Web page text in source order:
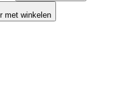
met winkelen